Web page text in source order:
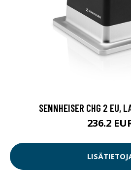
SENNHEISER CHG 2 EU,
236.2